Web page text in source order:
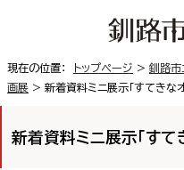
現在の位置： トップページ > 釧路市
画展 > 新着資料ミニ展示「すてきなオ
新着資料ミニ展示「すて